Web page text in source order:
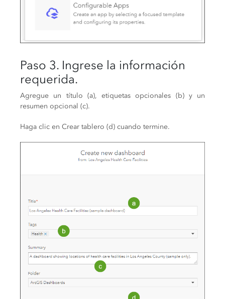
Paso 3. Ingrese la información
requerida.
Agregue un título (a), etiquetas opcionales (b) y un
resumen opcional (c).
Haga clic en Crear tablero (d) cuando termine.